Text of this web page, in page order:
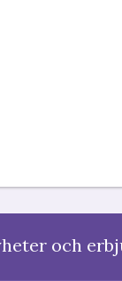
och